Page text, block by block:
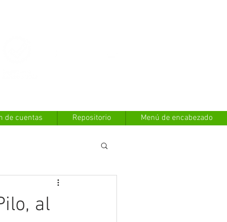
de cuentas Repositorio Menú de encabezado
al